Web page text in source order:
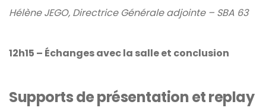
Hélène JEGO, Directrice Générale adjointe – SBA 63
12h15 – Échanges avec la salle et conclusion
Supports de présentation et replay